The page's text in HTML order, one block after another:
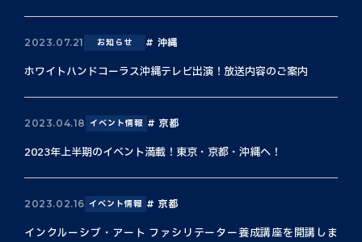
2023.07.21 お知らせ 沖縄
ホワイトハンドコーラス沖縄テレビ出演！放送内容のご案内
2023.04.18 イベント情報 京都
2023年上半期のイベント満載！東京・京都・沖縄へ！
2023.02.16 イベント情報 京都
インクルーシブ・アート ファシリテーター養成講座を開講しま